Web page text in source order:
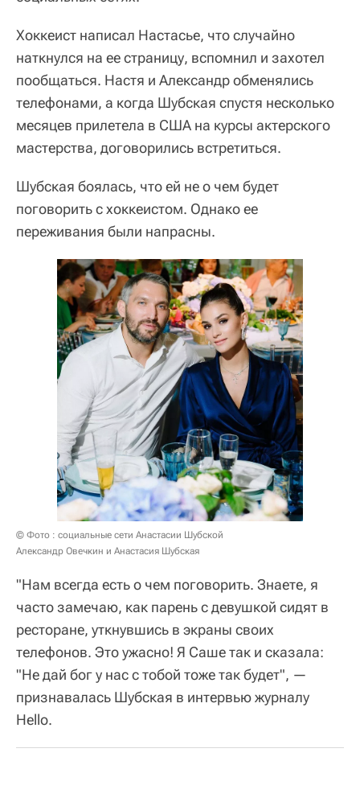
Хоккеист написал Настасье, что случайно
наткнулся на ее страницу, вспомнил и захотел
пообщаться. Настя и Александр обменялись
телефонами, а когда Шубская спустя несколько
месяцев прилетела в США на курсы актерского
мастерства, договорились встретиться.
Шубская боялась, что ей не о чем будет
поговорить с хоккеистом. Однако ее
переживания были напрасны.
© Фото : социальные сети Анастасии Шубской
Александр Овечкин и Анастасия Шубская
"Нам всегда есть о чем поговорить. Знаете, я
часто замечаю, как парень с девушкой сидят в
ресторане, уткнувшись в экраны своих
телефонов. Это ужасно! Я Саше так и сказала:
"Не дай бог у нас с тобой тоже так будет", —
признавалась Шубская в интервью журналу
Hello.